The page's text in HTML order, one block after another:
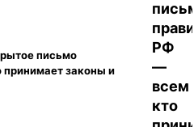
письмо
законы и